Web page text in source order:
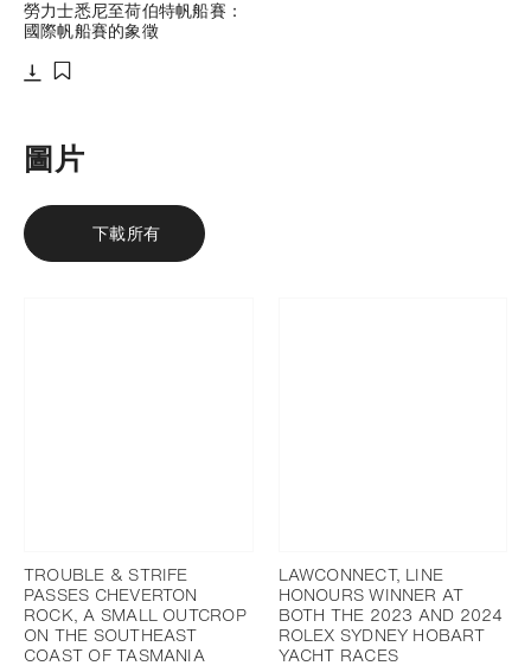
勞力士悉尼至荷伯特帆船賽：
國際帆船賽的象徵
圖片
下載所有
TROUBLE & STRIFE
PASSES CHEVERTON
ROCK, A SMALL OUTCROP
ON THE SOUTHEAST
COAST OF TASMANIA
LAWCONNECT, LINE
HONOURS WINNER AT
BOTH THE 2023 AND 2024
ROLEX SYDNEY HOBART
YACHT RACES